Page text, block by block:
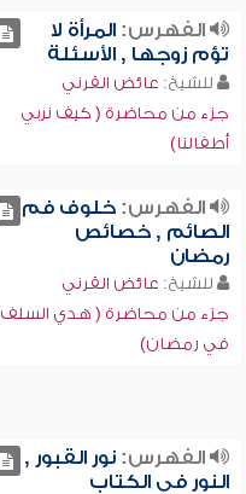
الفهرس:المرأة لا
تؤم زوجها , الأسئلة
للشيخ: عائض القرني
جزء من محاضرة ( كيف نربي
أطفالنا)
الفهرس:خلوف فم
الصائم , خصائص
رمضان
للشيخ: عائض القرني
جزء من محاضرة ( هدي السلف
في رمضان)
الفهرس:نور القبور ,
النور في الكتاب